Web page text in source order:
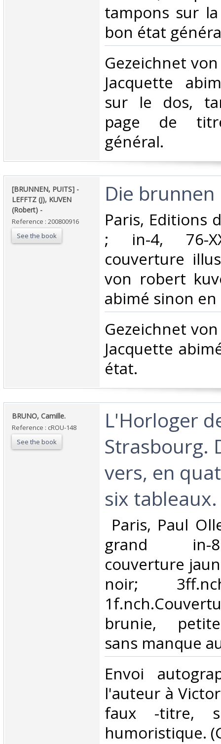
tampons sur
bon état
‎Gezeichnet
Jacquette
sur le dos,
page de
général.‎
‎[BRUNNEN, PUITS] -
LEFFTZ (J), KUVEN
(Robert) - ‎
Reference : 200800916
See the book
‎Die brunnen
‎Paris, Editions
; in-4, 76-
couverture
von robert
abimé sinon
‎Gezeichnet
Jacquette
état.‎
‎BRUNO, Camille.‎
Reference : cROU-148
See the book
‎L'Horloger
Strasbourg.
vers, en
six tableaux.‎
Paris, Paul
grand in-
couverture
noir;
brunie,
sans manque
‎Envoi
l'auteur à
faux -titre,
humoristique.